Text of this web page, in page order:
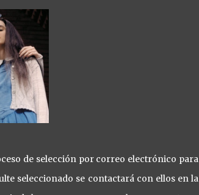
de selección por correo electrónico para
seleccionado se contactará con ellos en la